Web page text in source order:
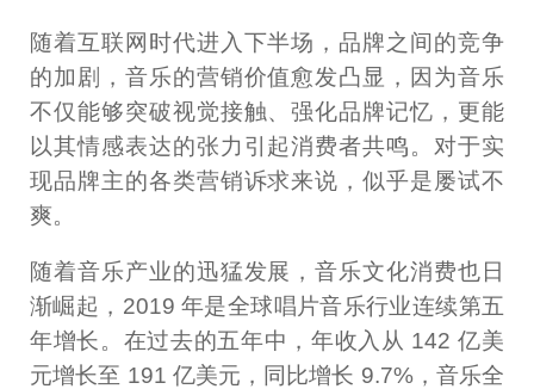
随着互联网时代进入下半场，品牌之间的竞争
的加剧，音乐的营销价值愈发凸显，因为音乐
不仅能够突破视觉接触、强化品牌记忆，更能
以其情感表达的张力引起消费者共鸣。对于实
现品牌主的各类营销诉求来说，似乎是屡试不
爽。
随着音乐产业的迅猛发展，音乐文化消费也日
渐崛起，2019 年是全球唱片音乐行业连续第五
年增长。在过去的五年中，年收入从 142 亿美
元增长至 191 亿美元，同比增长 9.7%，音乐全